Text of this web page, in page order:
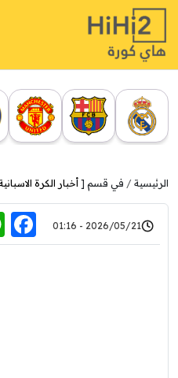
الرئيسية في قسم [ أخبار الكرة
2026/05/21 - 01:16